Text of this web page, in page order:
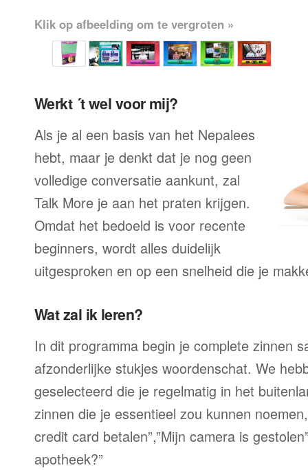
Klik op afbeelding om te vergroten »
Werkt ´t wel voor mij?
Als je al een basis van het Nepalees
hebt, maar je denkt dat je nog geen
volledige conversatie aankunt, zal
Talk More je aan het praten krijgen.
Omdat het bedoeld is voor recente
beginners, wordt alles duidelijk
uitgesproken en op een snelheid die je
Wat zal ik leren?
In dit programma begin je complete zinnen
afzonderlijke stukjes woordenschat. We
geselecteerd die je regelmatig in het
zinnen die je essentieel zou kunnen
credit card betalen”,”Mijn camera is
apotheek?”